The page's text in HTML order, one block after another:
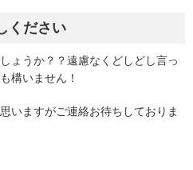
ください
ょうか？？遠慮なくどしどし言っ
構いません！
いますがご連絡お待ちしておりま